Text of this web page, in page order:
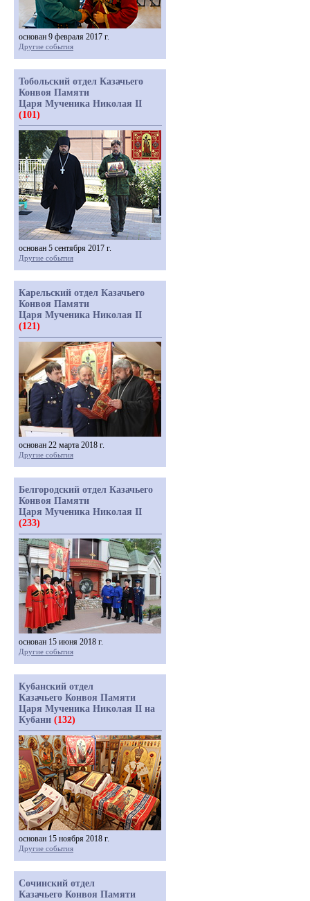
основан 9 февраля 2017 г.
Другие события
Тобольский отдел Казачьего
Конвоя Памяти
Царя Мученика Николая II
(101)
основан 5 сентября 2017 г.
Другие события
Карельский отдел Казачьего
Конвоя Памяти
Царя Мученика Николая II
(121)
основан 22 марта 2018 г.
Другие события
Белгородский отдел Казачьего
Конвоя Памяти
Царя Мученика Николая II
(233)
основан 15 июня 2018 г.
Другие события
Кубанский отдел
Казачьего Конвоя Памяти
Царя Мученика Николая II на
Кубани (132)
основан 15 ноября 2018 г.
Другие события
Сочинский отдел
Казачьего Конвоя Памяти